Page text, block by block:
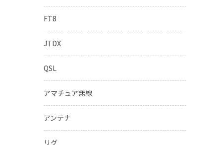
FT8
JTDX
QSL
アマチュア無線
アンテナ
リグ